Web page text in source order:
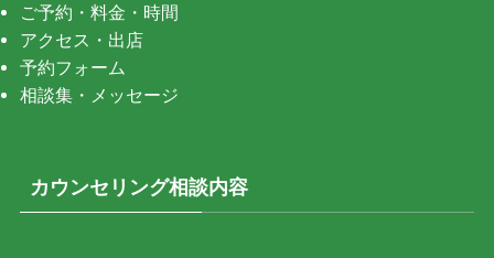
ご予約・料金・時間
アクセス・出店
予約フォーム
相談集・メッセージ
カウンセリング相談内容